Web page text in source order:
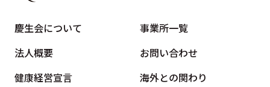
慶生会について
事業所一覧
法人概要
お問い合わせ
健康経営宣言
海外との関わり